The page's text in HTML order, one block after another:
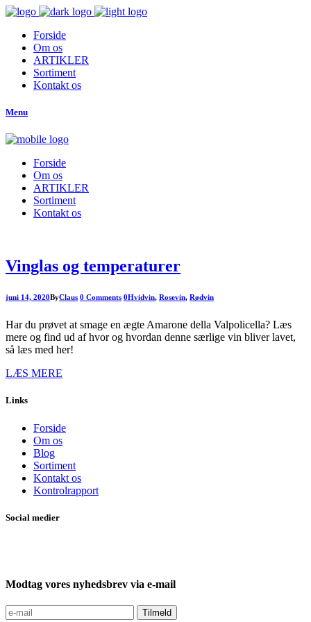
Forside
Om os
ARTIKLER
Sortiment
Kontakt os
Menu
Forside
Om os
ARTIKLER
Sortiment
Kontakt os
Vinglas og temperaturer
juni 14, 2020ByClaus 0 Comments 0Hvidvin, Rosevin, Rødvin
Har du prøvet at smage en ægte Amarone della Valpolicella? Læs
mere og find ud af hvor og hvordan denne særlige vin bliver lavet,
så læs med her!
LÆS MERE
Links
Forside
Om os
Blog
Sortiment
Kontakt os
Kontrolrapport
Social medier
Modtag vores nyhedsbrev via e-mail